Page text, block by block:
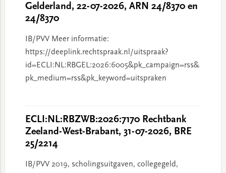
Gelderland, 22-07-2026, ARN 24/8370 en
24/8370
IB/PVV Meer informatie:
https://deeplink.rechtspraak.nl/uitspraak?
id=ECLI:NL:RBGEL:2026:6005&pk_campaign=rss&
pk_medium=rss&pk_keyword=uitspraken
ECLI:NL:RBZWB:2026:7170 Rechtbank
Zeeland-West-Brabant, 31-07-2026, BRE
25/2214
IB/PVV 2019, scholingsuitgaven, collegegeld,